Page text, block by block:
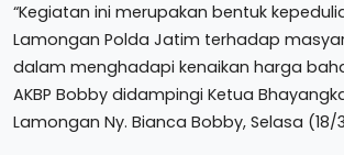
“Kegiatan ini merupakan bentuk
Lamongan Polda Jatim terhadap
dalam menghadapi kenaikan harga
AKBP Bobby didampingi Ketua
Lamongan Ny. Bianca Bobby, Selasa (18/